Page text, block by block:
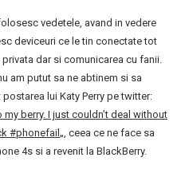
vedetele, avand in vedere
deviceuri ce le tin conectate tot
dar si comunicarea cu fanii.
nu am putut sa ne abtinem si sa
lui Katy Perry pe twitter:
berry. I just couldn’t deal without
#phonefail „, ceea ce ne face sa
4s si a revenit la BlackBerry.